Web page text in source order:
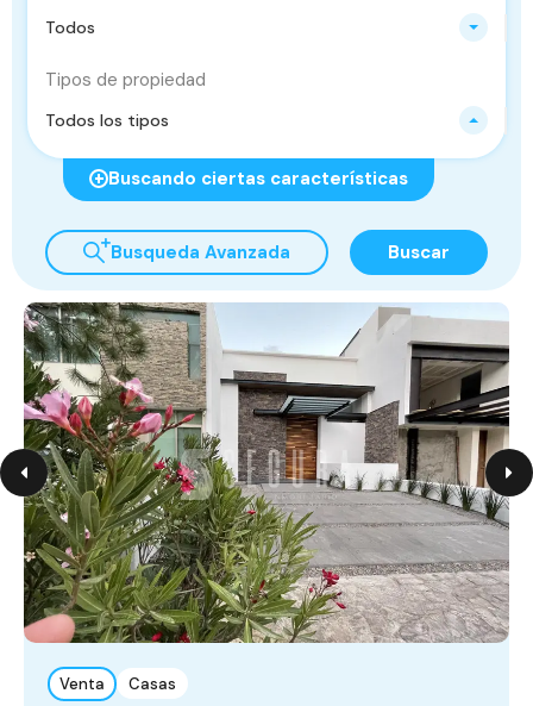
Todos
Tipos de propiedad
Todos los tipos
Buscando ciertas características
Busqueda Avanzada Buscar
Venta Casas